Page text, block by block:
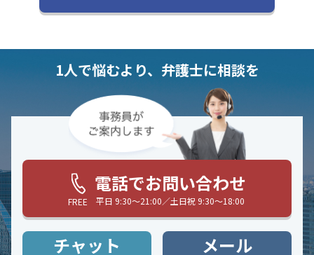
1人で悩むより、弁護士に相談を
FREE
電話でお問い合わせ
平日 9:30〜21:00／土日祝 9:30〜18:00
チャット メール